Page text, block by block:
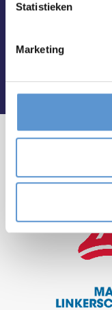
Statistieken
Marketing